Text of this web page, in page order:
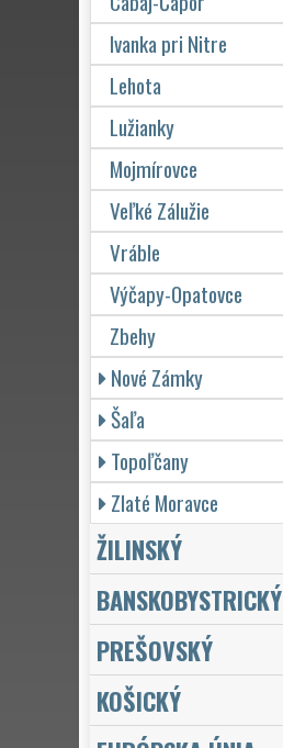
Ivanka pri Nitre
Lehota
Lužianky
Mojmírovce
Veľké Zálužie
Vráble
Výčapy-Opatovce
Zbehy
Nové Zámky
Šaľa
Topoľčany
Zlaté Moravce
ŽILINSKÝ
BANSKOBYSTRICKÝ
PREŠOVSKÝ
KOŠICKÝ